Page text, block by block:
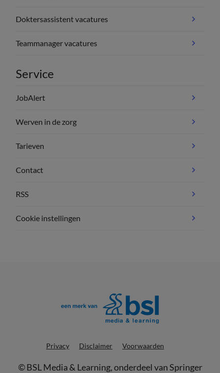
Doktersassistent vacatures
Teammanager vacatures
Service
JobAlert
Werven in de zorg
Tarieven
Contact
RSS
Cookie instellingen
Privacy Disclaimer Voorwaarden
©BSL Media & Learning, onderdeel vanSpringer